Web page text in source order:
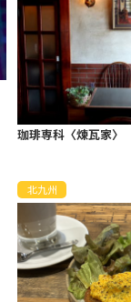
珈琲専科〈煉瓦家〉
北九州